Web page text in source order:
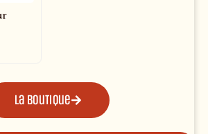
La boutique